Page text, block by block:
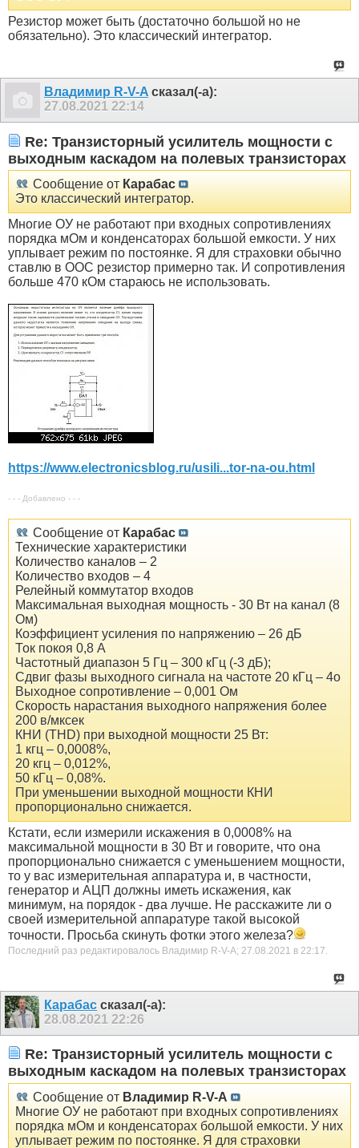
Резистор может быть (достаточно большой но не
обязательно). Это классический интегратор.
Владимир R-V-A сказал(-а):
27.08.2021 22:14
Re: Транзисторный усилитель мощности с
выходным каскадом на полевых транзисторах
Сообщение от Карабас
Это классический интегратор.
Многие ОУ не работают при входных сопротивлениях
порядка мОм и конденсаторах большой емкости. У них
уплывает режим по постоянке. Я для страховки обычно
ставлю в ООС резистор примерно так. И сопротивления
больше 470 кОм стараюсь не использовать.
https://www.electronicsblog.ru/usili...tor-na-ou.html
- - - Добавлено - - -
Сообщение от Карабас
Технические характеристики
Количество каналов – 2
Количество входов – 4
Релейный коммутатор входов
Максимальная выходная мощность - 30 Вт на канал (8
Ом)
Коэффициент усиления по напряжению – 26 дБ
Ток покоя 0,8 А
Частотный диапазон 5 Гц – 300 кГц (-3 дБ);
Сдвиг фазы выходного сигнала на частоте 20 кГц – 4о
Выходное сопротивление – 0,001 Ом
Скорость нарастания выходного напряжения более
200 в/мксек
КНИ (THD) при выходной мощности 25 Вт:
1 кгц – 0,0008%,
20 кгц – 0,012%,
50 кГц – 0,08%.
При уменьшении выходной мощности КНИ
пропорционально снижается.
Кстати, если измерили искажения в 0,0008% на
максимальной мощности в 30 Вт и говорите, что она
пропорционально снижается с уменьшением мощности,
то у вас измерительная аппаратура и, в частности,
генератор и АЦП должны иметь искажения, как
минимум, на порядок - два лучше. Не расскажите ли о
своей измерительной аппаратуре такой высокой
точности. Просьба скинуть фотки этого железа?
Последний раз редактировалось Владимир R-V-A; 27.08.2021 в 22:17.
Карабас сказал(-а):
28.08.2021 22:26
Re: Транзисторный усилитель мощности с
выходным каскадом на полевых транзисторах
Сообщение от Владимир R-V-A
Многие ОУ не работают при входных сопротивлениях
порядка мОм и конденсаторах большой емкости. У них
уплывает режим по постоянке. Я для страховки